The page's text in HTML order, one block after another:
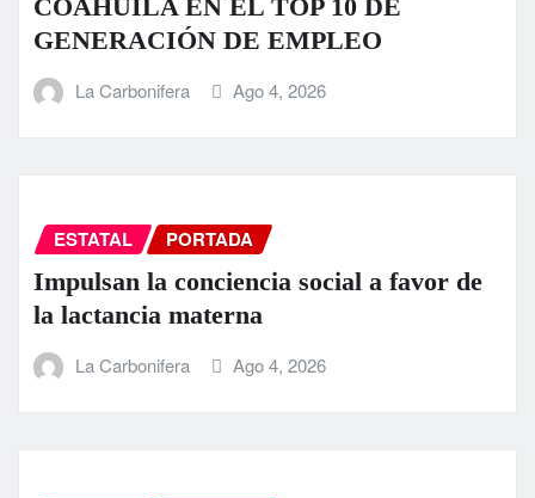
COAHUILA EN EL TOP 10 DE
GENERACIÓN DE EMPLEO
La Carbonifera Ago 4, 2026
ESTATAL PORTADA
Impulsan la conciencia social a favor de
la lactancia materna
La Carbonifera Ago 4, 2026